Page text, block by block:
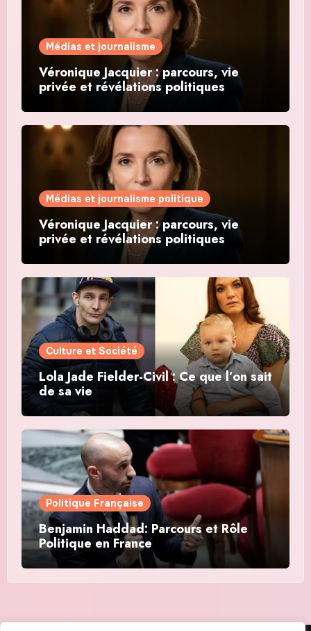
Médias et journalisme
Véronique Jacquier : parcours, vie
privée et révélations politiques
Médias et journalisme politique
Véronique Jacquier : parcours, vie
privée et révélations politiques
Culture et Société
Lola Jade Fielder-Civil : Ce que l’on sait
de sa vie
Politique Française
Benjamin Haddad: Parcours et Rôle
Politique en France